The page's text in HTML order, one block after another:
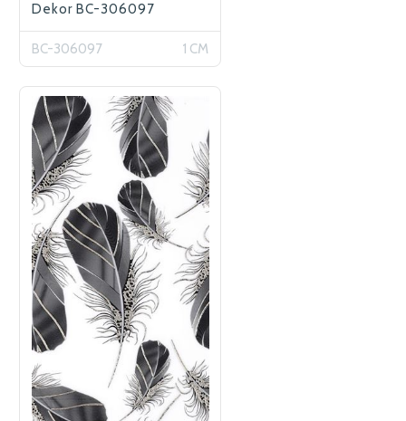
Dekor BC-306097
BC-306097 1 CM